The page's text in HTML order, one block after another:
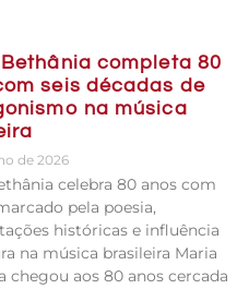
completa 80
seis décadas de
na música
de 2026
celebra 80 anos com
pela poesia,
históricas e influência
na música brasileira Maria
chegou aos 80 anos cercada